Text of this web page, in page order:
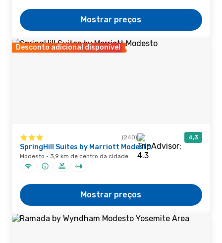
Mostrar preços
Desconto adicional disponível
(240) 4,3
SpringHill Suites by Marriott Modesto
Modesto · 3,9 km de centro da cidade
Mostrar preços